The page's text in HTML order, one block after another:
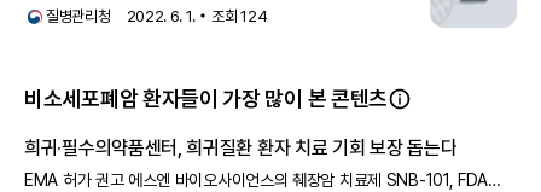
갑상선수질암, 이하전종양, 전립선암2) 드문 종양:
질병관리청 2022. 6. 1. 조회124
비소세포폐암 환자들이 가장 많이 본 콘텐츠
희귀·필수의약품센터, 희귀질환 환자 치료 기회 보장 돕는다
EMA 허가 권고 에스엔 바이오사이언스의 췌장암 치료제 SNB-101, FDA